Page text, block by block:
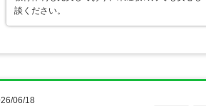
談ください。
06/18